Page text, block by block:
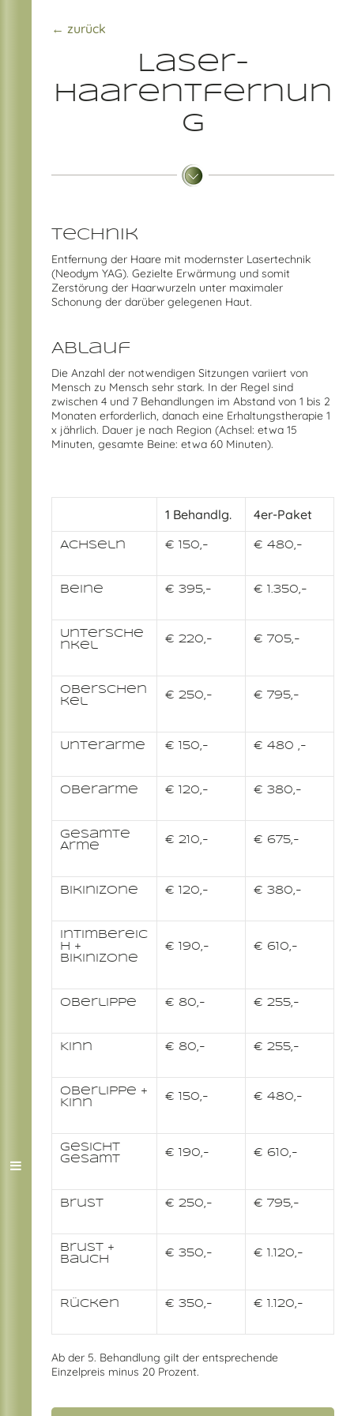
← zurück
Laser-
Haarentfernun
g
Technik
Entfernung der Haare mit modernster Lasertechnik
(Neodym YAG). Gezielte Erwärmung und somit
Zerstörung der Haarwurzeln unter maximaler
Schonung der darüber gelegenen Haut.
Ablauf
Die Anzahl der notwendigen Sitzungen variiert von
Mensch zu Mensch sehr stark. In der Regel sind
zwischen 4 und 7 Behandlungen im Abstand von 1 bis 2
Monaten erforderlich, danach eine Erhaltungstherapie 1
x jährlich. Dauer je nach Region (Achsel: etwa 15
Minuten, gesamte Beine: etwa 60 Minuten).
1 Behandlg. 4er-Paket
Achseln € 150,- € 480,-
Beine € 395,- € 1.350,-
Untersche
nkel
€ 220,- € 705,-
Oberschen
kel
€ 250,- € 795,-
Unterarme € 150,- € 480 ,-
Oberarme € 120,- € 380,-
Gesamte
Arme
€ 210,- € 675,-
Bikinizone € 120,- € 380,-
Intimbereic
h +
Bikinizone
€ 190,- € 610,-
Oberlippe € 80,- € 255,-
Kinn € 80,- € 255,-
Oberlippe +
Kinn
€ 150,- € 480,-
Gesicht
gesamt
€ 190,- € 610,-
Brust € 250,- € 795,-
Brust +
Bauch
€ 350,- € 1.120,-
Rücken € 350,- € 1.120,-
Ab der 5. Behandlung gilt der entsprechende
Einzelpreis minus 20 Prozent.